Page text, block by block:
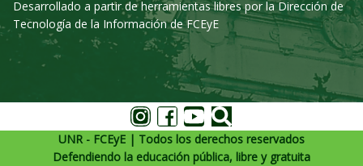
Desarrollado a partir de herramientas libres por la Dirección de
Tecnología de la Información de FCEyE
UNR - FCEyE | Todos los derechos reservados
Defendiendo la educación pública, libre y gratuita